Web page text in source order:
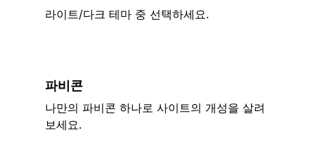
라이트/다크 테마 중 선택하세요.
파비콘
나만의 파비콘 하나로 사이트의 개성을 살려
보세요.